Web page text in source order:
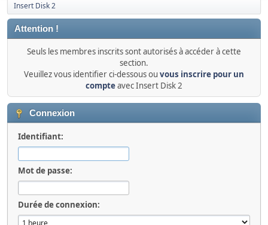
Insert Disk 2
Attention !
Seuls les membres inscrits sont autorisés à accéder à cette
section.
Veuillez vous identifier ci-dessous ou vous inscrire pour un
compteavec Insert Disk 2
Connexion
Identifiant:
Mot de passe:
Durée de connexion: